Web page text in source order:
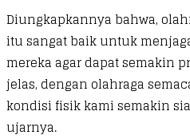
Diungkapkannya bahwa,
itu sangat baik untuk
mereka agar dapat semakin
jelas, dengan olahraga
kondisi fisik kami semakin
ujarnya.